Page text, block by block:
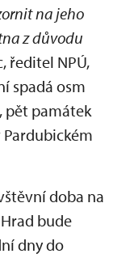
na jeho
z důvodu
ředitel NPÚ,
spadá osm
pět památek
doba na
bude
dny do